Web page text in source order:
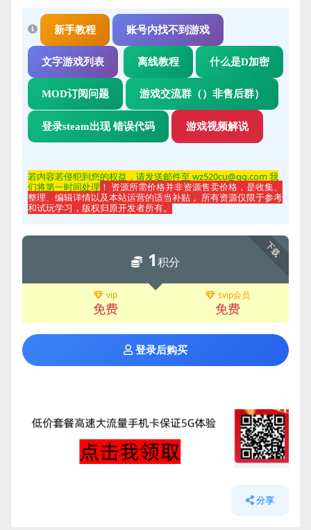
新手教程 账号内找不到游戏
文字游戏列表 离线教程 什么是D加密
MOD订阅问题 游戏交流群（）非售后群）
登录steam出现 错误代码 游戏视频解说
若内容若侵犯到您的权益，请发送邮件至 wz520cu@qq.com 我
们将第一时间处理 ！ 资源所需价格并非资源售卖价格，是收集、
整理、编辑详情以及本站运营的适当补贴， 所有资源仅限于参考
和试玩学习，版权归原开发者所有。
下载
1积分
vip
免费
svip会员
免费
登录后购买
分享